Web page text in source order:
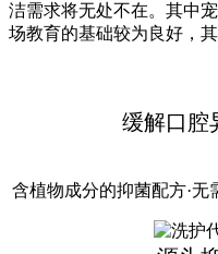
洁需求将无处不在。其中
场教育的基础较为良好，
缓解口腔
含植物成分的抑菌配方·无